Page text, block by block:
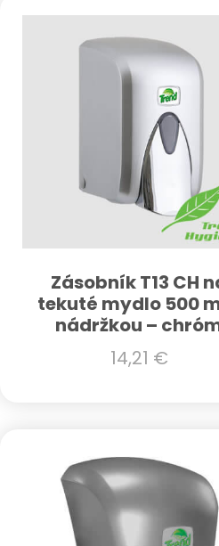
Zásobník T13 CH
tekuté mydlo 500
nádržkou –
14,21 €